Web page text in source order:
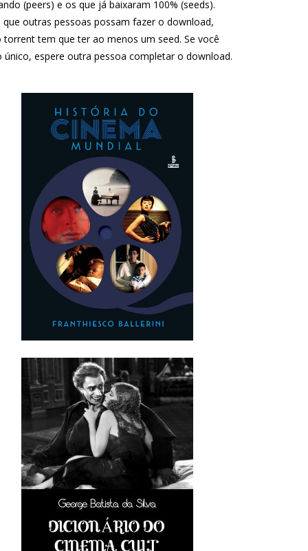
(peers) e os que já baixaram 100% (seeds).
que outras pessoas possam fazer o download,
torrent tem que ter ao menos um seed. Se você
único, espere outra pessoa completar o download.